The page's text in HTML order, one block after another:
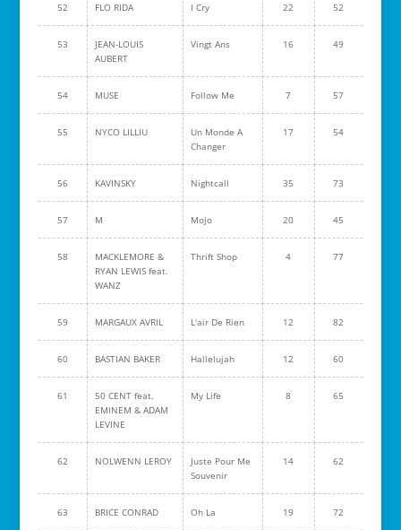
52 FLO RIDA I Cry 22 52
53
JEAN-LOUIS
AUBERT
Vingt Ans 16 49
54 MUSE Follow Me 7 57
55 NYCO LILLIU
Un Monde A
Changer
17 54
56 KAVINSKY Nightcall 35 73
57 M Mojo 20 45
58
MACKLEMORE &
RYAN LEWIS feat.
WANZ
Thrift Shop 4 77
59 MARGAUX AVRIL L'air De Rien 12 82
60 BASTIAN BAKER Hallelujah 12 60
61
50 CENT feat.
EMINEM & ADAM
LEVINE
My Life 8 65
62 NOLWENN LEROY
Juste Pour Me
Souvenir
14 62
63 BRICE CONRAD Oh La 19 72